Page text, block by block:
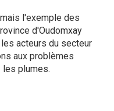
l'exemple des
d'Oudomxay
acteurs du secteur
aux problèmes
les plumes.